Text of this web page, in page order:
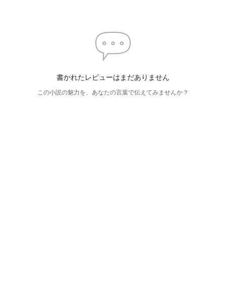
書かれたレビューはまだありません
この小説の魅力を、あなたの言葉で伝えてみませんか？